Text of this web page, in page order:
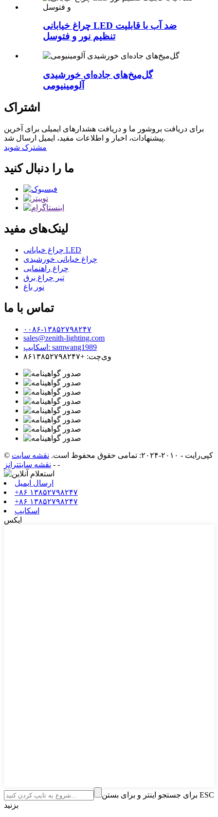
چراغ خیابانی LED ضد آب با قابلیت
تنظیم نور و فتوسل
گل‌میخ‌های جاده‌ای خورشیدی
آلومینیومی
اشتراک
برای دریافت بروشور ما و دریافت هشدارهای ایمیلی برای آخرین
پیشنهادات، اخبار و اطلاعات مفید، ایمیل ارسال شد.
مشترک شوید
ما را دنبال کنید
لینک‌های مفید
چراغ خیابانی LED
چراغ خیابانی خورشیدی
چراغ راهنمایی
تیر چراغ برق
نور باغ
تماس با ما
۰۰۸۶-۱۳۸۵۲۷۹۸۲۴۷
sales@zenith-lighting.com
اسکایپ: samwang1989
وی‌چت: +۸۶۱۳۸۵۲۷۹۸۲۴۷
© کپی‌رایت - ۲۰۱۰-۲۰۲۴: تمامی حقوق محفوظ است.
نقشه سایت
- نقشه سایتترانز -
ارسال ایمیل
‎+۸۶ ۱۳۸۵۲۷۹۸۲۴۷‎
‎+۸۶ ۱۳۸۵۲۷۹۸۲۴۷‎
اسکایپ
ایکس
برای جستجو اینتر و برای بستن ESC
بزنید